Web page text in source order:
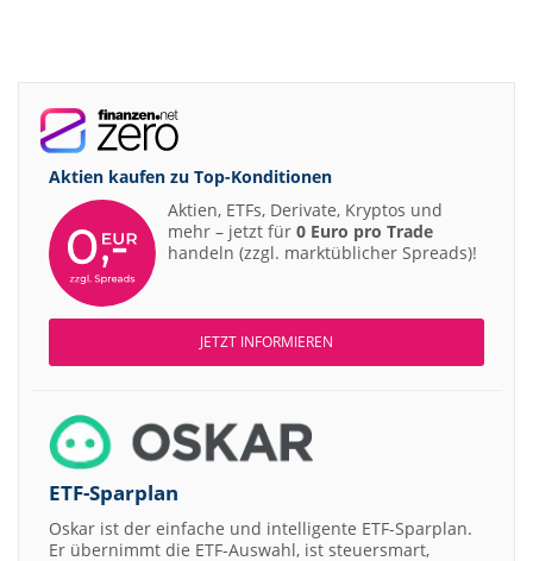
Aktien kaufen zu Top-Konditionen
Aktien, ETFs, Derivate, Kryptos und
mehr – jetzt für 0 Euro pro Trade
handeln (zzgl. marktüblicher Spreads)!
JETZT INFORMIEREN
ETF-Sparplan
Oskar ist der einfache und intelligente ETF-Sparplan.
Er übernimmt die ETF-Auswahl, ist steuersmart,